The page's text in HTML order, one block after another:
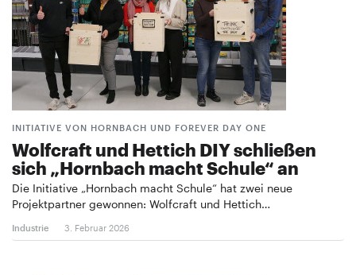
INITIATIVE VON HORNBACH UND FOREVER DAY ONE
Wolfcraft und Hettich DIY schließen
sich „Hornbach macht Schule“ an
Die Initiative „Hornbach macht Schule“ hat zwei neue
Projektpartner gewonnen: Wolfcraft und Hettich…
Industrie 3. Februar 2026